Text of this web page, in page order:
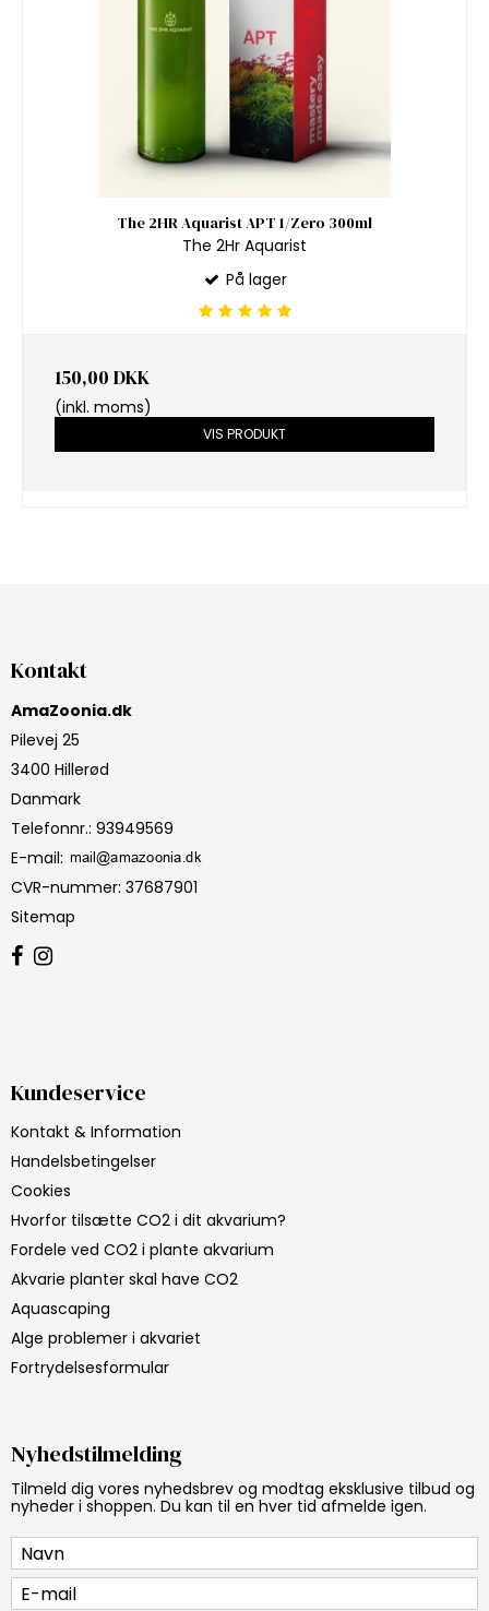
The 2HR Aquarist APT 1/Zero 300ml
The 2Hr Aquarist
På lager
150,00 DKK
(inkl. moms)
VIS PRODUKT
Kontakt
AmaZoonia.dk
Pilevej 25
3400 Hillerød
Danmark
Telefonnr.: 93949569
E-mail:
CVR-nummer: 37687901
Sitemap
Kundeservice
Kontakt & Information
Handelsbetingelser
Cookies
Hvorfor tilsætte CO2 i dit akvarium?
Fordele ved CO2 i plante akvarium
Akvarie planter skal have CO2
Aquascaping
Alge problemer i akvariet
Fortrydelsesformular
Nyhedstilmelding
Tilmeld dig vores nyhedsbrev og modtag eksklusive tilbud og
nyheder i shoppen. Du kan til en hver tid afmelde igen.